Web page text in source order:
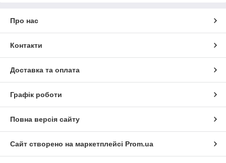
Про нас
Контакти
Доставка та оплата
Графік роботи
Повна версія сайту
Сайт створено на маркетплейсі Prom.ua